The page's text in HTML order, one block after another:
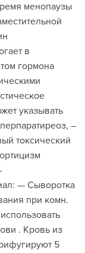
менопаузы
в
гормона
указывать
–
токсический
— Сыворотка
при комн.
. Кровь из
5